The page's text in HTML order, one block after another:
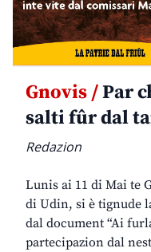
Gnovis /Par
salti fûr dal
Redazion
Lunis ai 11 di Mai te
di Udin, si è tignude
dal document “Ai
partecipazion dal